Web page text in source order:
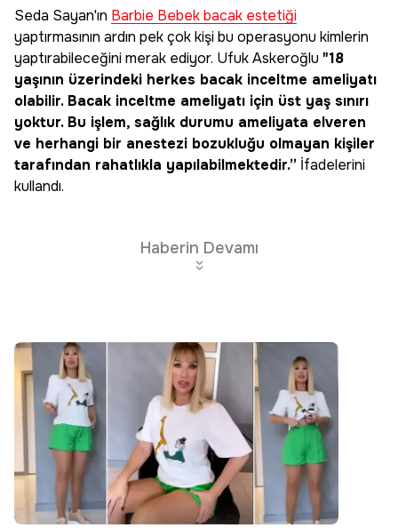
Seda Sayan'ın Barbie Bebek bacak estetiği
yaptırmasının ardın pek çok kişi bu operasyonu kimlerin
yaptırabileceğini merak ediyor. Ufuk Askeroğlu "18
yaşının üzerindeki herkes bacak inceltme ameliyatı
olabilir. Bacak inceltme ameliyatı için üst yaş sınırı
yoktur. Bu işlem, sağlık durumu ameliyata elveren
ve herhangi bir anestezi bozukluğu olmayan kişiler
tarafından rahatlıkla yapılabilmektedir.” İfadelerini
kullandı.
Haberin Devamı